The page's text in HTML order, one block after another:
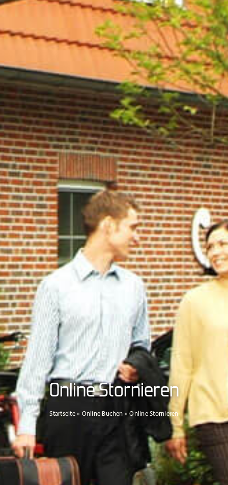
Online Stornieren
Startseite» Online Buchen »Online Stornieren